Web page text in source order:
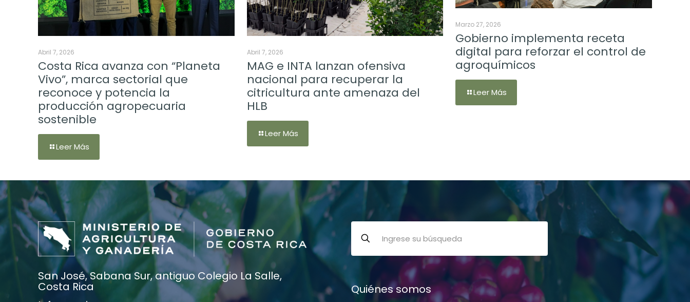
Abril 7, 2026
Costa Rica avanza con “Planeta
Vivo”, marca sectorial que
reconoce y potencia la
producción agropecuaria
sostenible
Leer Más
Abril 7, 2026
MAG e INTA lanzan ofensiva
nacional para recuperar la
citricultura ante amenaza del
HLB
Leer Más
Marzo 27, 2026
Gobierno implementa receta
digital para reforzar el control de
agroquímicos
Leer Más
San José, Sabana Sur, antiguo Colegio La Salle,
Costa Rica
Quiénes somos